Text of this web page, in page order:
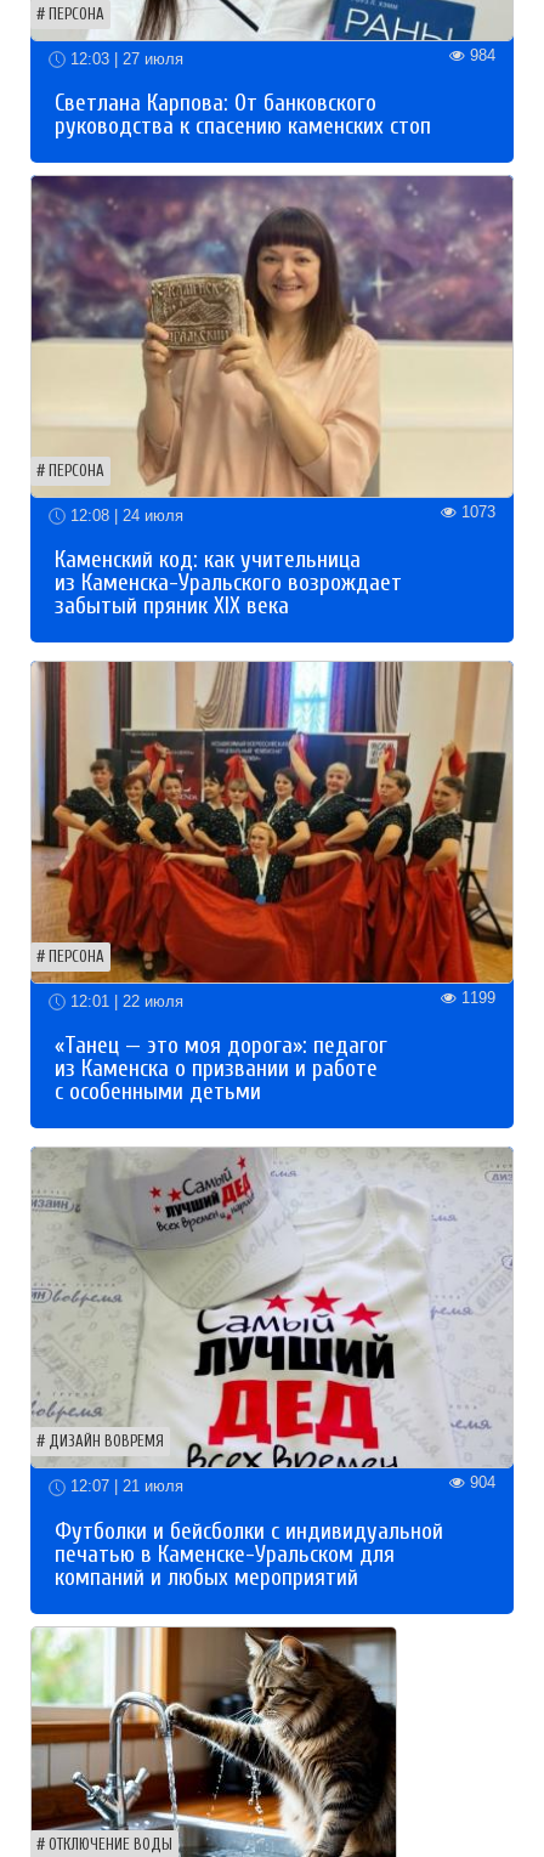
ПЕРСОНА
12:03 | 27 июля 984
Светлана Карпова: От банковского
руководства к спасению каменских стоп
ПЕРСОНА
12:08 | 24 июля 1073
Каменский код: как учительница
из Каменска-Уральского возрождает
забытый пряник XIX века
ПЕРСОНА
12:01 | 22 июля 1199
«Танец — это моя дорога»: педагог
из Каменска о призвании и работе
с особенными детьми
ДИЗАЙН ВОВРЕМЯ
12:07 | 21 июля 904
Футболки и бейсболки с индивидуальной
печатью в Каменске-Уральском для
компаний и любых мероприятий
ОТКЛЮЧЕНИЕ ВОДЫ